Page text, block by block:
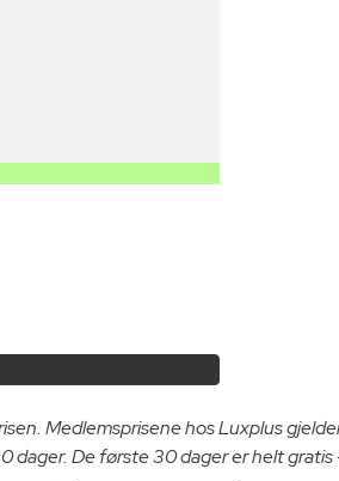
Medlemsprisene hos Luxplus
dager. De første 30 dager er helt gratis